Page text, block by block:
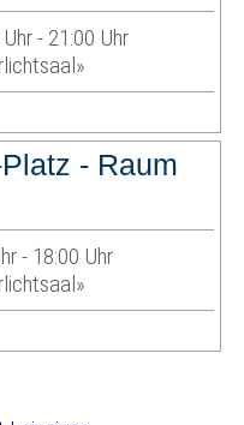
- 21:00 Uhr
- Raum
- 18:00 Uhr